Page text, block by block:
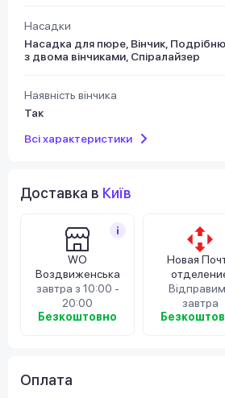
Насадки
Насадка для пюре, Вінчик,
з двома вінчиками, Спіралайзер
Наявність вінчика
Так
Всі характеристики
Доставка в Київ
WO
Воздвиженська
завтра з 10:00 -
20:00
Безкоштовно
Новая
завтра
Оплата